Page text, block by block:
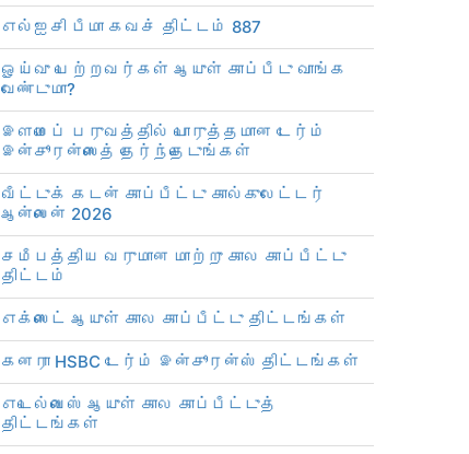
எல்ஐசி பீமா கவச் திட்டம் 887
ஓய்வு பெற்றவர்கள் ஆயுள் காப்பீடு வாங்க
வேண்டுமா?
இளமைப் பருவத்தில் பொருத்தமான டேர்ம்
இன்சூரன்ஸைத் தேர்ந்தெடுங்கள்
வீட்டுக் கடன் காப்பீட்டு கால்குலேட்டர்
ஆன்லைன் 2026
சமீபத்திய வருமான மாற்று கால காப்பீட்டு
திட்டம்
எக்ஸைட் ஆயுள் கால காப்பீட்டு திட்டங்கள்
கனரா HSBC டேர்ம் இன்சூரன்ஸ் திட்டங்கள்
எடெல்வைஸ் ஆயுள் கால காப்பீட்டுத்
திட்டங்கள்